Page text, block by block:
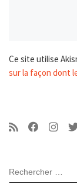
Ce site utilise
sur la façon dont
RECHERCHER